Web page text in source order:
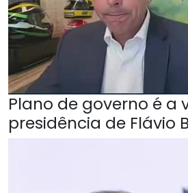
Plano de governo é a
presidência de Flávio